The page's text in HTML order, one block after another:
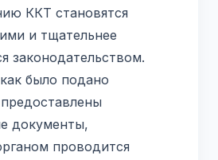
ККТ становятся
и тщательнее
законодательством.
было подано
документы,
проводится